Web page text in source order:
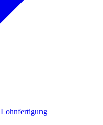
Lohnfertigung